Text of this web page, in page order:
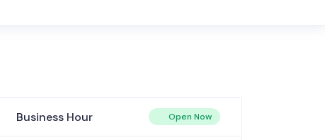
Business Hour Open Now